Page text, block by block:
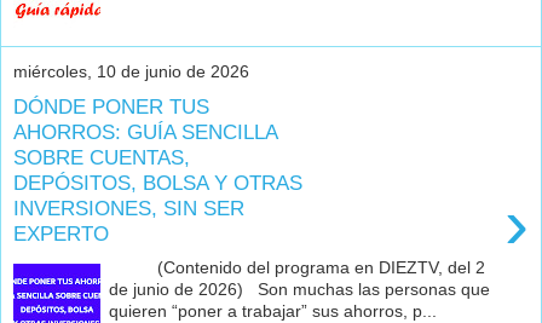
miércoles, 10 de junio de 2026
DÓNDE PONER TUS
AHORROS: GUÍA SENCILLA
SOBRE CUENTAS,
DEPÓSITOS, BOLSA Y OTRAS
INVERSIONES, SIN SER
EXPERTO
›
(Contenido del programa en DIEZTV, del 2
de junio de 2026) Son muchas las personas que
quieren “poner a trabajar” sus ahorros, p...